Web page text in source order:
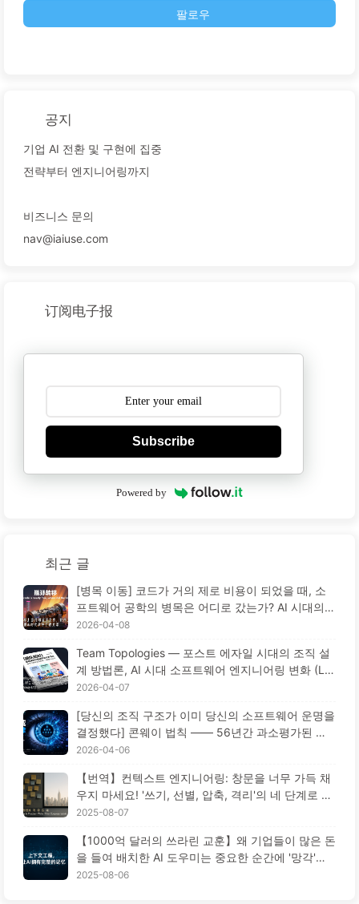
팔로우
공지
기업 AI 전환 및 구현에 집중
전략부터 엔지니어링까지
비즈니스 문의
nav@iaiuse.com
订阅电子报
Subscribe
Powered by
최근 글
[병목 이동] 코드가 거의 제로 비용이 되었을 때, 소
프트웨어 공학의 병목은 어디로 갔는가? AI 시대의
소프트웨어 공학 혁신 — 천천히 AI 배우기 173
2026-04-08
Team Topologies — 포스트 에자일 시대의 조직 설
계 방법론, AI 시대 소프트웨어 엔지니어링 변화 (Le
arn AI Slowly 172)
2026-04-07
[당신의 조직 구조가 이미 당신의 소프트웨어 운명을
결정했다] 콘웨이 법칙 —— 56년간 과소평가된 경
영학의 철칙 AI 시대의 소프트웨어 공학 혁신 ——
2026-04-06
【번역】컨텍스트 엔지니어링: 창문을 너무 가득 채
우지 마세요! '쓰기, 선별, 압축, 격리'의 네 단계로 혼
란을 피하고, 소음을 차단하세요 — AI 배우기 170
2025-08-07
【1000억 달러의 쓰라린 교훈】왜 기업들이 많은 돈
을 들여 배치한 AI 도우미는 중요한 순간에 '망각'하
고 오히려 경쟁자들은 90% 성능 향상을 이루었을
2025-08-06